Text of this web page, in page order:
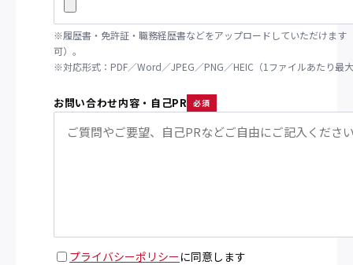
※履歴書・免許証・職務経歴書などをアップロードしていただけます
可）。
※対応形式：PDF／Word／JPEG／PNG／HEIC（1ファイルあたり最
お問い合わせ内容・自己PR 必須
プライバシーポリシーに同意します